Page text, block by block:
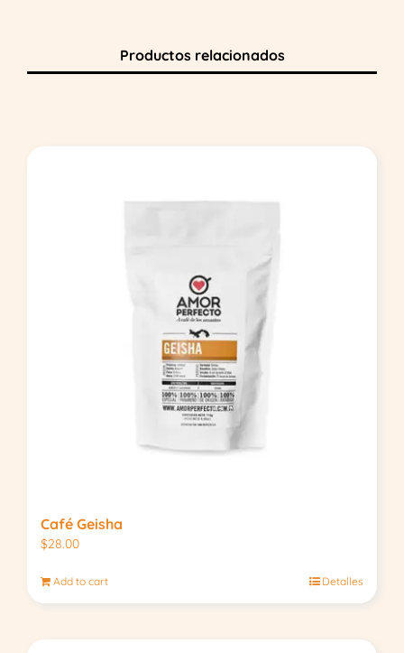
Productos relacionados
Café Geisha
$28.00
Add to cart Detalles